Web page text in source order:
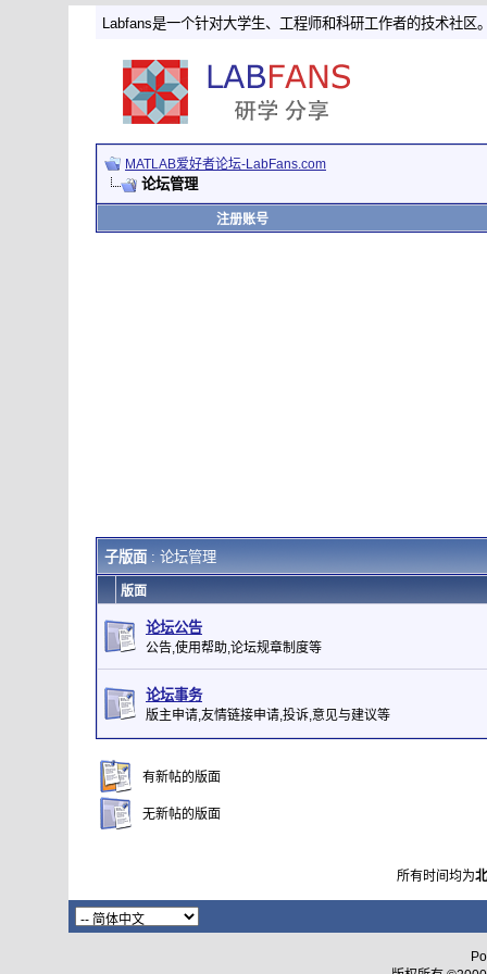
Labfans是一个针对大学生、工程师和科研工作者的技术社区
MATLAB爱好者论坛-LabFans.com
论坛管理
注册账号
子版面: 论坛管理
版面
论坛公告
公告,使用帮助,论坛规章制度等
论坛事务
版主申请,友情链接申请,投诉,意见与建议等
有新帖的版面
无新帖的版面
所有时间均为